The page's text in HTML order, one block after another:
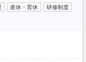
産休・育休
研修制度